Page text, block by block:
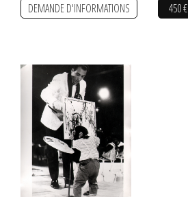
450 €
DEMANDE D'INFORMATIONS